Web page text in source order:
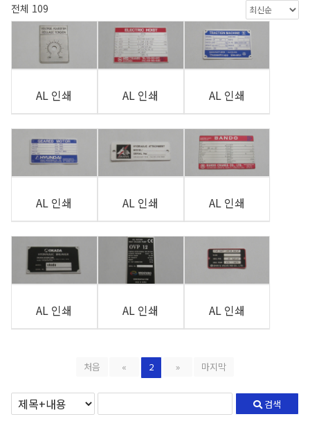
전체 109
AL 인쇄 AL 인쇄 AL 인쇄
AL 인쇄 AL 인쇄 AL 인쇄
AL 인쇄 AL 인쇄 AL 인쇄
처음 « 2 » 마지막
검색